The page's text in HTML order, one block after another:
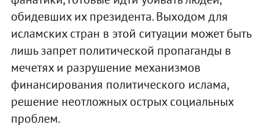
обидевших их президента. Выходом для
исламских стран в этой ситуации может быть
лишь запрет политической пропаганды в
мечетях и разрушение механизмов
финансирования политического ислама,
решение неотложных острых социальных
проблем.